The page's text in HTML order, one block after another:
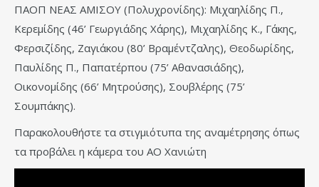
ΠΑΟΠ ΝΕΑΣ ΑΜΙΣΟΥ (Πολυχρονίδης): Μιχαηλίδης Π.,
Κερεμίδης (46’ Γεωργιάδης Χάρης), Μιχαηλίδης Κ., Γάκης,
Φερσιζίδης, Ζαγιάκου (80’ Βραμέντζαλης), Θεοδωρίδης,
Παυλίδης Π., Παπατέρπου (75’ Αθανασιάδης),
Οικονομίδης (66’ Μητρούσης), Σουβλέρης (75’
Σουμπάκης).
Παρακολουθήστε τα στιγμιότυπα της αναμέτρησης όπως
τα προβάλει η κάμερα του ΑΟ Χανιώτη